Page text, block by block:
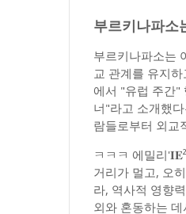
부르키나파소
부르키나파소는
교 관계를 유지
에서 "유럽 주간"
너"라고 소개했
람들로부터 외교
ㅋㅋㅋ 에밀리
거리가 멀고, 오
라, 역사적 영향
외와 혼동하는